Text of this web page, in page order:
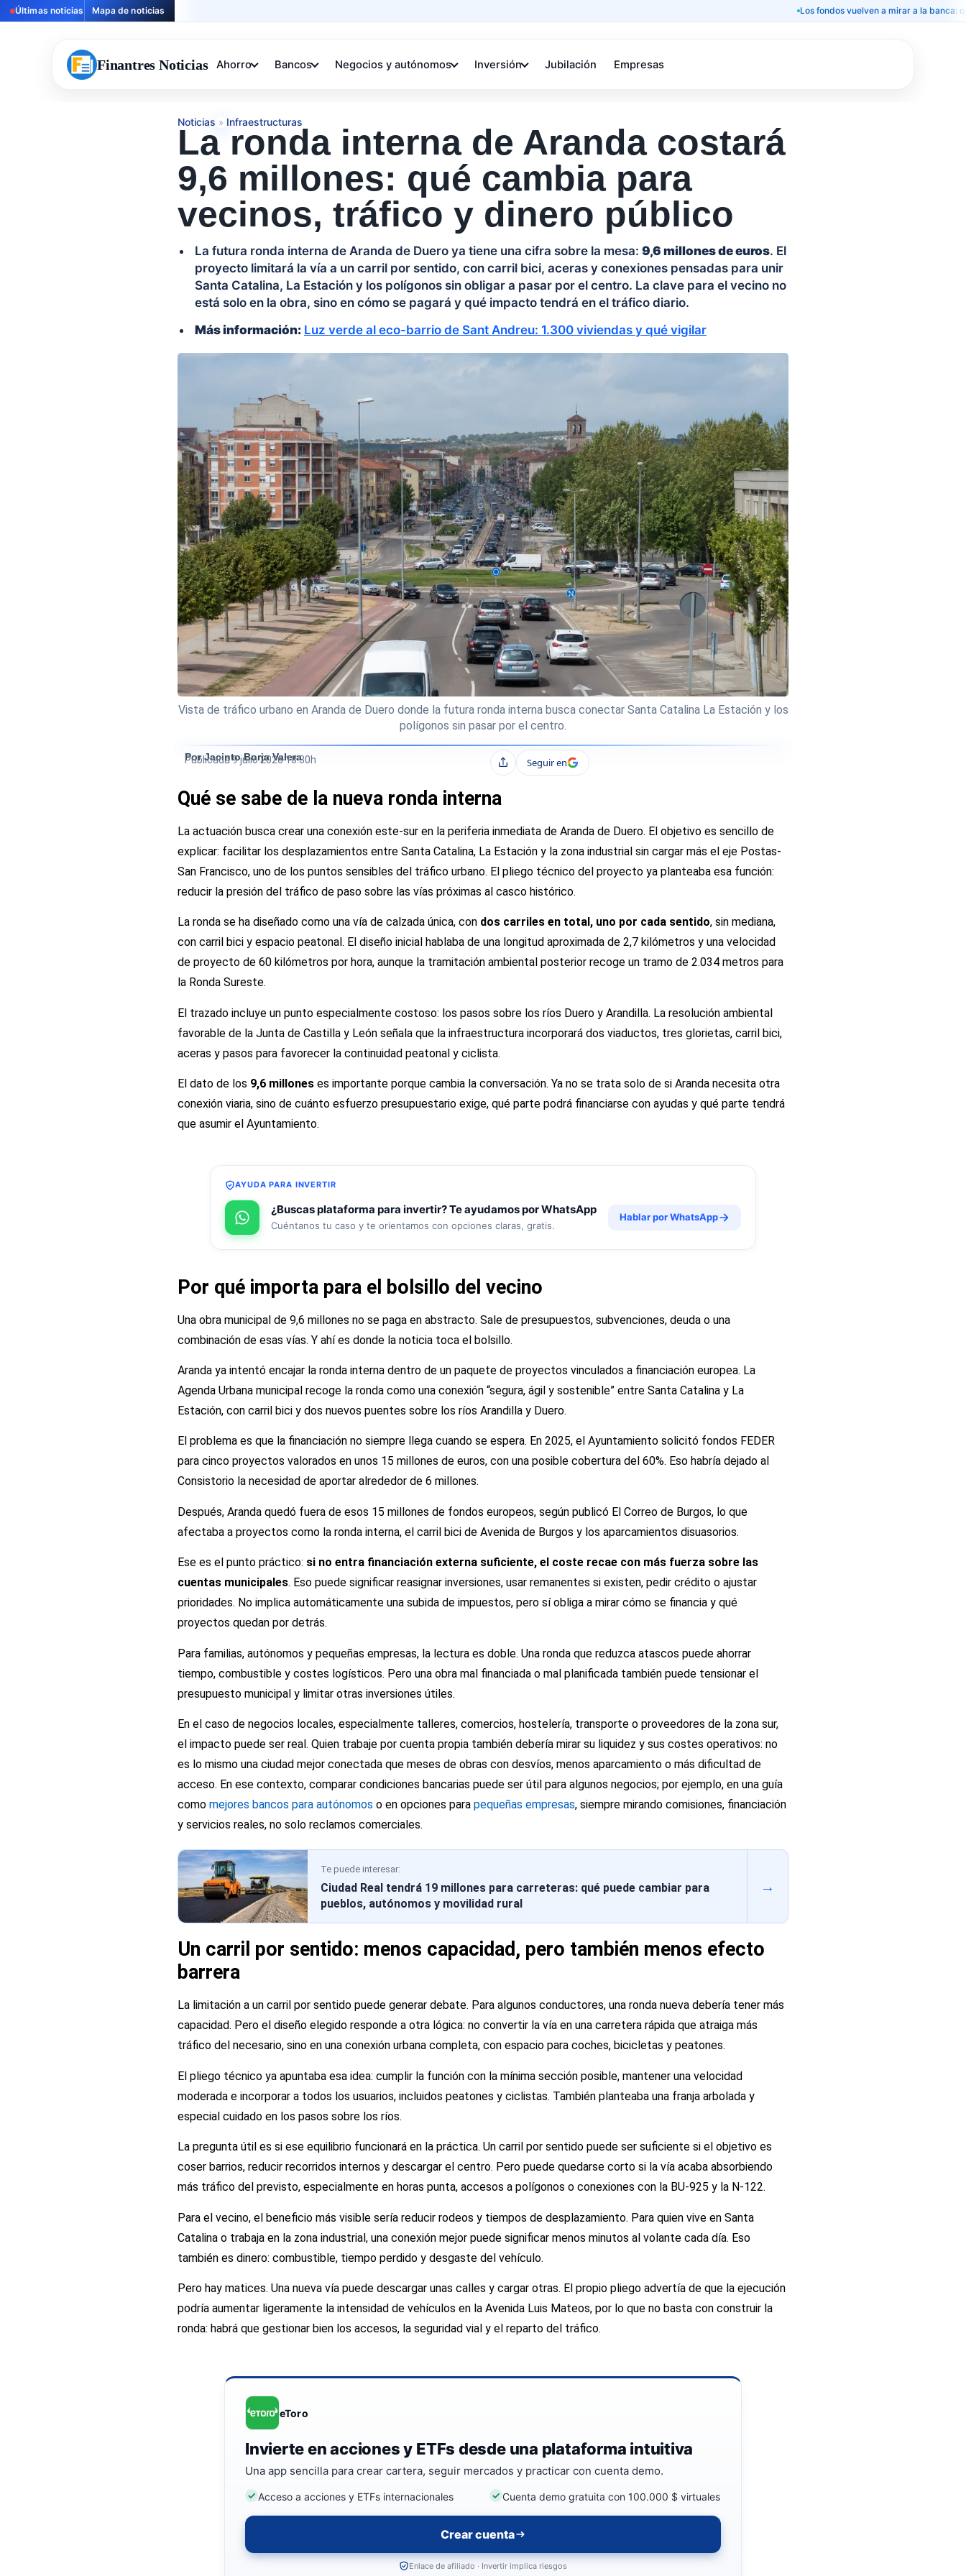
Últimas noticias Mapa de noticias Los fondos vuelven a mirar a la banca: qué
Finantres Noticias Ahorro Bancos Negocios y autónomos Inversión Jubilación Empresas
Noticias » Infraestructuras
La ronda interna de Aranda costará
9,6 millones: qué cambia para
vecinos, tráfico y dinero público
La futura ronda interna de Aranda de Duero ya tiene una cifra sobre la mesa: 9,6 millones de euros. El
proyecto limitará la vía a un carril por sentido, con carril bici, aceras y conexiones pensadas para unir
Santa Catalina, La Estación y los polígonos sin obligar a pasar por el centro. La clave para el vecino no
está solo en la obra, sino en cómo se pagará y qué impacto tendrá en el tráfico diario.
Más información: Luz verde al eco-barrio de Sant Andreu: 1.300 viviendas y qué vigilar
Vista de tráfico urbano en Aranda de Duero donde la futura ronda interna busca conectar Santa Catalina La Estación y los
polígonos sin pasar por el centro.
Por Jacinto Borja Valera
Publicada9 julio 2026 18:30h CompartirSeguir en
Qué se sabe de la nueva ronda interna
La actuación busca crear una conexión este-sur en la periferia inmediata de Aranda de Duero. El objetivo es sencillo de
explicar: facilitar los desplazamientos entre Santa Catalina, La Estación y la zona industrial sin cargar más el eje Postas-
San Francisco, uno de los puntos sensibles del tráfico urbano. El pliego técnico del proyecto ya planteaba esa función:
reducir la presión del tráfico de paso sobre las vías próximas al casco histórico.
La ronda se ha diseñado como una vía de calzada única, con dos carriles en total, uno por cada sentido, sin mediana,
con carril bici y espacio peatonal. El diseño inicial hablaba de una longitud aproximada de 2,7 kilómetros y una velocidad
de proyecto de 60 kilómetros por hora, aunque la tramitación ambiental posterior recoge un tramo de 2.034 metros para
la Ronda Sureste.
El trazado incluye un punto especialmente costoso: los pasos sobre los ríos Duero y Arandilla. La resolución ambiental
favorable de la Junta de Castilla y León señala que la infraestructura incorporará dos viaductos, tres glorietas, carril bici,
aceras y pasos para favorecer la continuidad peatonal y ciclista.
El dato de los 9,6 millones es importante porque cambia la conversación. Ya no se trata solo de si Aranda necesita otra
conexión viaria, sino de cuánto esfuerzo presupuestario exige, qué parte podrá financiarse con ayudas y qué parte tendrá
que asumir el Ayuntamiento.
AYUDA PARA INVERTIR
¿Buscas plataforma para invertir? Te ayudamos por WhatsApp
Cuéntanos tu caso y te orientamos con opciones claras, gratis.
Hablar por WhatsApp
Por qué importa para el bolsillo del vecino
Una obra municipal de 9,6 millones no se paga en abstracto. Sale de presupuestos, subvenciones, deuda o una
combinación de esas vías. Y ahí es donde la noticia toca el bolsillo.
Aranda ya intentó encajar la ronda interna dentro de un paquete de proyectos vinculados a financiación europea. La
Agenda Urbana municipal recoge la ronda como una conexión “segura, ágil y sostenible” entre Santa Catalina y La
Estación, con carril bici y dos nuevos puentes sobre los ríos Arandilla y Duero.
El problema es que la financiación no siempre llega cuando se espera. En 2025, el Ayuntamiento solicitó fondos FEDER
para cinco proyectos valorados en unos 15 millones de euros, con una posible cobertura del 60%. Eso habría dejado al
Consistorio la necesidad de aportar alrededor de 6 millones.
Después, Aranda quedó fuera de esos 15 millones de fondos europeos, según publicó El Correo de Burgos, lo que
afectaba a proyectos como la ronda interna, el carril bici de Avenida de Burgos y los aparcamientos disuasorios.
Ese es el punto práctico: si no entra financiación externa suficiente, el coste recae con más fuerza sobre las
cuentas municipales. Eso puede significar reasignar inversiones, usar remanentes si existen, pedir crédito o ajustar
prioridades. No implica automáticamente una subida de impuestos, pero sí obliga a mirar cómo se financia y qué
proyectos quedan por detrás.
Para familias, autónomos y pequeñas empresas, la lectura es doble. Una ronda que reduzca atascos puede ahorrar
tiempo, combustible y costes logísticos. Pero una obra mal financiada o mal planificada también puede tensionar el
presupuesto municipal y limitar otras inversiones útiles.
En el caso de negocios locales, especialmente talleres, comercios, hostelería, transporte o proveedores de la zona sur,
el impacto puede ser real. Quien trabaje por cuenta propia también debería mirar su liquidez y sus costes operativos: no
es lo mismo una ciudad mejor conectada que meses de obras con desvíos, menos aparcamiento o más dificultad de
acceso. En ese contexto, comparar condiciones bancarias puede ser útil para algunos negocios; por ejemplo, en una guía
como mejores bancos para autónomos o en opciones para pequeñas empresas, siempre mirando comisiones, financiación
y servicios reales, no solo reclamos comerciales.
Te puede interesar:
Ciudad Real tendrá 19 millones para carreteras: qué puede cambiar para
pueblos, autónomos y movilidad rural
→
Un carril por sentido: menos capacidad, pero también menos efecto
barrera
La limitación a un carril por sentido puede generar debate. Para algunos conductores, una ronda nueva debería tener más
capacidad. Pero el diseño elegido responde a otra lógica: no convertir la vía en una carretera rápida que atraiga más
tráfico del necesario, sino en una conexión urbana completa, con espacio para coches, bicicletas y peatones.
El pliego técnico ya apuntaba esa idea: cumplir la función con la mínima sección posible, mantener una velocidad
moderada e incorporar a todos los usuarios, incluidos peatones y ciclistas. También planteaba una franja arbolada y
especial cuidado en los pasos sobre los ríos.
La pregunta útil es si ese equilibrio funcionará en la práctica. Un carril por sentido puede ser suficiente si el objetivo es
coser barrios, reducir recorridos internos y descargar el centro. Pero puede quedarse corto si la vía acaba absorbiendo
más tráfico del previsto, especialmente en horas punta, accesos a polígonos o conexiones con la BU-925 y la N-122.
Para el vecino, el beneficio más visible sería reducir rodeos y tiempos de desplazamiento. Para quien vive en Santa
Catalina o trabaja en la zona industrial, una conexión mejor puede significar menos minutos al volante cada día. Eso
también es dinero: combustible, tiempo perdido y desgaste del vehículo.
Pero hay matices. Una nueva vía puede descargar unas calles y cargar otras. El propio pliego advertía de que la ejecución
podría aumentar ligeramente la intensidad de vehículos en la Avenida Luis Mateos, por lo que no basta con construir la
ronda: habrá que gestionar bien los accesos, la seguridad vial y el reparto del tráfico.
eToro
Invierte en acciones y ETFs desde una plataforma intuitiva
Una app sencilla para crear cartera, seguir mercados y practicar con cuenta demo.
Acceso a acciones y ETFs internacionales Cuenta demo gratuita con 100.000 $ virtuales
Crear cuenta
Enlace de afiliado · Invertir implica riesgos